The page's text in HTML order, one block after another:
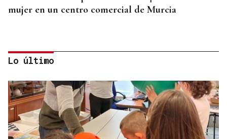
mujer en un centro comercial de Murcia
Lo último